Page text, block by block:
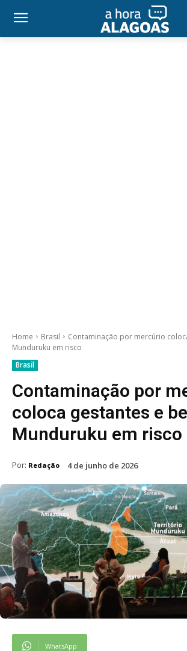
Home Brasil
Contaminação por mercúrio
Munduruku em risco
Brasil
Contaminação por
coloca gestantes e
Munduruku em risco
Por: Redação 4 de junho de 2026
WhatsApp